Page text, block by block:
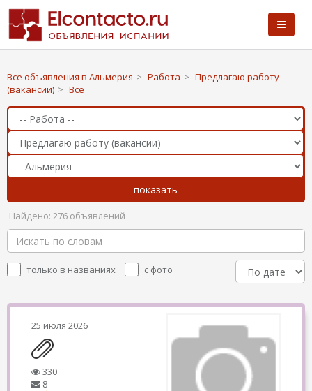
Все объявления в Альмерия > Работа > Предлагаю работу
(вакансии) > Все
Найдено: 276 объявлений
только в названиях с фото
25 июля 2026
330
8